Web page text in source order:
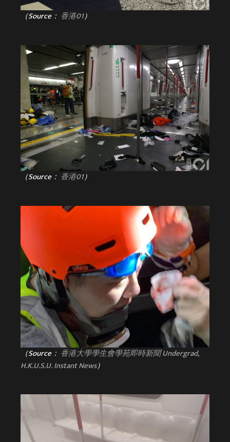
（Source： 香港01）
（Source： 香港01）
（Source： 香港大學學生會學苑即時新聞 Undergrad,
H.K.U.S.U. Instant News）